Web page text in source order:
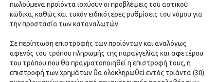
πωλούμενα προϊόντα ισχύουν οι προβλέψεις του αστικού
κώδικα, καθώς και τυχόν ειδικότερες ρυθμίσεις του νόμου για
την προστασία των καταναλωτών.
Σε περίπτωση επιστροφής των προϊόντων και αναλόγως
αφενός του τρόπου πληρωμής της παραγγελίας και αφετέρου
του τρόπου που θα πραγματοποιηθεί η επιστροφή τους, η
επιστροφή των χρημάτων θα ολοκληρωθεί εντός τριάντα (30)